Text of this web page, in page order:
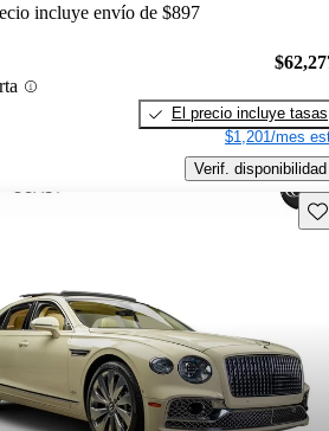
incluye envío de $897
El precio incluye tasas
$1,201/mes
Verif. disponibilidad